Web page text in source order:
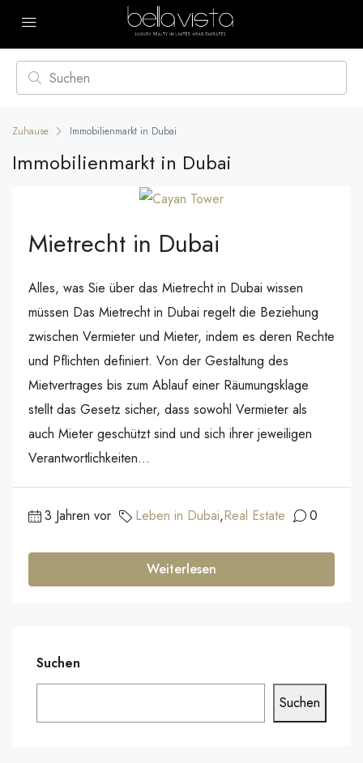
Zuhause Immobilienmarkt in Dubai
Immobilienmarkt in Dubai
Mietrecht in Dubai
Alles, was Sie über das Mietrecht in Dubai wissen
müssen Das Mietrecht in Dubai regelt die Beziehung
zwischen Vermieter und Mieter, indem es deren Rechte
und Pflichten definiert. Von der Gestaltung des
Mietvertrages bis zum Ablauf einer Räumungsklage
stellt das Gesetz sicher, dass sowohl Vermieter als
auch Mieter geschützt sind und sich ihrer jeweiligen
Verantwortlichkeiten...
3 Jahren vor Leben in Dubai,Real Estate 0
Weiterlesen
Suchen
Suchen